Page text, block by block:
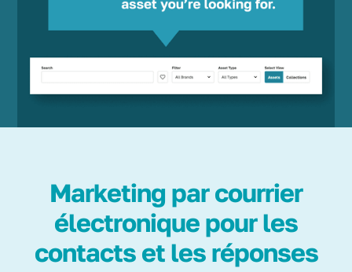
Marketing par courrier
électronique pour les
contacts et les réponses